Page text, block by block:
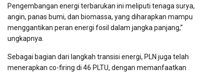
Pengembangan energi terbarukan ini meliputi tenaga surya,
angin, panas bumi, dan biomassa, yang diharapkan mampu
menggantikan peran energi fosil dalam jangka panjang,”
ungkapnya.
Sebagai bagian dari langkah transisi energi, PLN juga telah
menerapkan co-firing di 46 PLTU, dengan memanfaatkan